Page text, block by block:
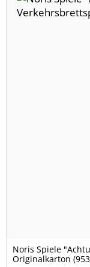
Noris Spiele
Originalkarton